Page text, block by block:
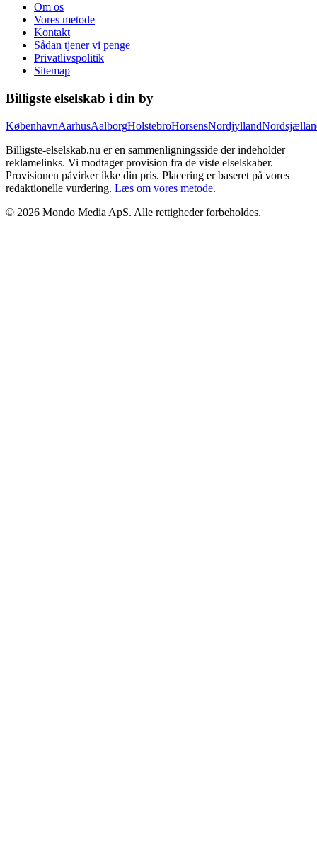
Om os
Vores metode
Kontakt
Sådan tjener vi penge
Privatlivspolitik
Sitemap
Billigste elselskab i din by
KøbenhavnAarhusAalborgHolstebroHorsensNordjylland
Billigste-elselskab.nu er en sammenligningsside der indeholder
reklamelinks. Vi modtager provision fra de viste elselskaber.
Provisionen påvirker ikke din pris. Placering er baseret på vores
redaktionelle vurdering. Læs om vores metode.
© 2026 Mondo Media ApS. Alle rettigheder forbeholdes.